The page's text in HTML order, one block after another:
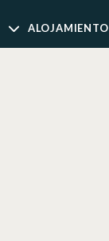
ALOJAMIENTO